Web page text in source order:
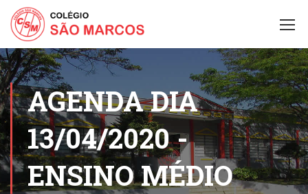
AGENDA DIA
13/04/2020 -
ENSINO MÉDIO